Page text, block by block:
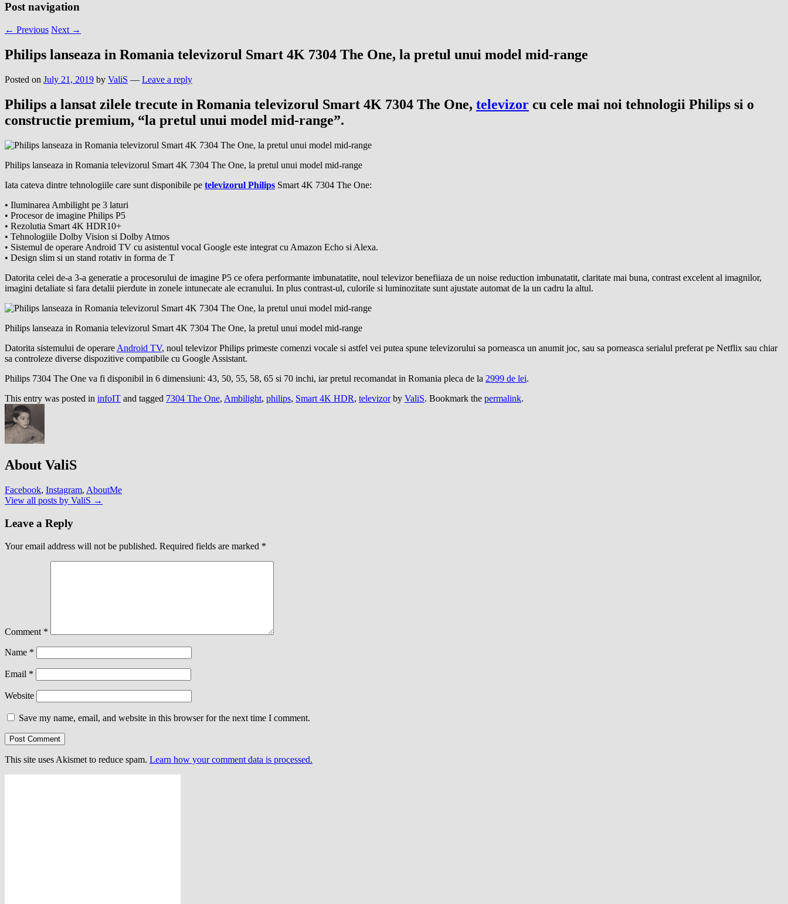
Post navigation
← Previous Next →
Philips lanseaza in Romania televizorul Smart 4K 7304 The One, la pretul unui model mid-range
Posted on July 21, 2019 by ValiS — Leave a reply
Philips a lansat zilele trecute in Romania televizorul Smart 4K 7304 The One, televizor cu cele mai noi tehnologii Philips si o
constructie premium, “la pretul unui model mid-range”.
Philips lanseaza in Romania televizorul Smart 4K 7304 The One, la pretul unui model mid-range
Iata cateva dintre tehnologiile care sunt disponibile pe televizorul Philips Smart 4K 7304 The One:
• Iluminarea Ambilight pe 3 laturi
• Procesor de imagine Philips P5
• Rezolutia Smart 4K HDR10+
• Tehnologiile Dolby Vision si Dolby Atmos
• Sistemul de operare Android TV cu asistentul vocal Google este integrat cu Amazon Echo si Alexa.
• Design slim si un stand rotativ in forma de T
Datorita celei de-a 3-a generatie a procesorului de imagine P5 ce ofera performante imbunatatite, noul televizor benefiiaza de un noise reduction imbunatatit, claritate mai buna, contrast excelent al imagnilor,
imagini detaliate si fara detalii pierdute in zonele intunecate ale ecranului. In plus contrast-ul, culorile si luminozitate sunt ajustate automat de la un cadru la altul.
Philips lanseaza in Romania televizorul Smart 4K 7304 The One, la pretul unui model mid-range
Datorita sistemului de operare Android TV, noul televizor Philips primeste comenzi vocale si astfel vei putea spune televizorului sa porneasca un anumit joc, sau sa porneasca serialul preferat pe Netflix sau chiar
sa controleze diverse dispozitive compatibile cu Google Assistant.
Philips 7304 The One va fi disponibil in 6 dimensiuni: 43, 50, 55, 58, 65 si 70 inchi, iar pretul recomandat in Romania pleca de la 2999 de lei.
This entry was posted in infoIT and tagged 7304 The One, Ambilight, philips, Smart 4K HDR, televizorby ValiS. Bookmark the permalink.
About ValiS
Facebook, Instagram, AboutMe
View all posts by ValiS →
Leave a Reply
Your email address will not be published. Required fields are marked *
Comment *
Name *
Email *
Website
Save my name, email, and website in this browser for the next time I comment.
This site uses Akismet to reduce spam. Learn how your comment data is processed.